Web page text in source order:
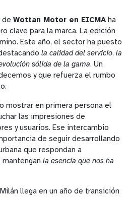
de Wottan Motor en EICMA ha
clave para la marca. La edición
Este año, el sector ha puesto
la calidad del servicio, la
sólida de la gama. Un
y que refuerza el rumbo
mostrar en primera persona el
las impresiones de
y usuarios. Ese intercambio
de seguir desarrollando
que respondan a
la esencia que nos ha
llega en un año de transición